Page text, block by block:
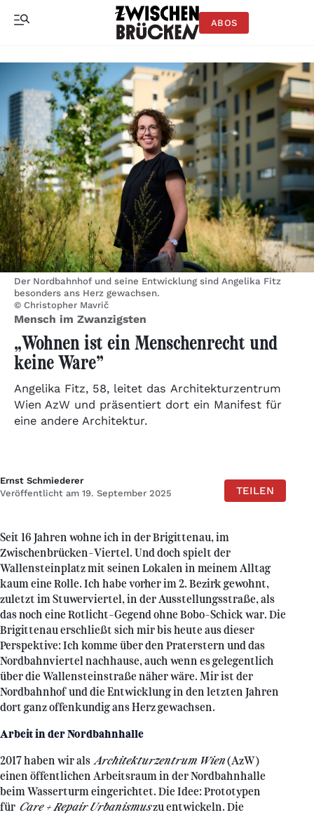
ABOS
Der Nordbahnhof und seine Entwicklung sind Angelika Fitz
besonders ans Herz gewachsen.
© Christopher Mavrič
Mensch im Zwanzigsten
„Wohnen ist ein Menschenrecht und
keine Ware”
Angelika Fitz, 58, leitet das Architekturzentrum
Wien AzW und präsentiert dort ein Manifest für
eine andere Architektur.
Ernst Schmiederer
Veröffentlicht am 19. September 2025
TEILEN
Seit 16 Jahren wohne ich in der Brigittenau, im
Zwischenbrücken-Viertel. Und doch spielt der
Wallensteinplatz mit seinen Lokalen in meinem Alltag
kaum eine Rolle. Ich habe vorher im 2. Bezirk gewohnt,
zuletzt im Stuwerviertel, in der Ausstellungsstraße, als
das noch eine Rotlicht-Gegend ohne Bobo-Schick war. Die
Brigittenau erschließt sich mir bis heute aus dieser
Perspektive: Ich komme über den Praterstern und das
Nordbahnviertel nachhause, auch wenn es gelegentlich
über die Wallensteinstraße näher wäre. Mir ist der
Nordbahnhof und die Entwicklung in den letzten Jahren
dort ganz offenkundig ans Herz gewachsen.
Arbeit in der Nordbahnhalle
2017 haben wir als Architekturzentrum Wien(AzW)
einen öffentlichen Arbeitsraum in der Nordbahnhalle
beim Wasserturm eingerichtet. Die Idee: Prototypen
für Care + Repair Urbanismuszu entwickeln. Die